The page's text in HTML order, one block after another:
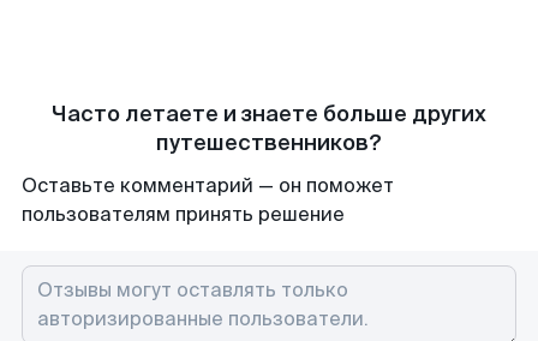
Часто летаете и знаете больше других
путешественников?
Оставьте комментарий — он поможет
пользователям принять решение